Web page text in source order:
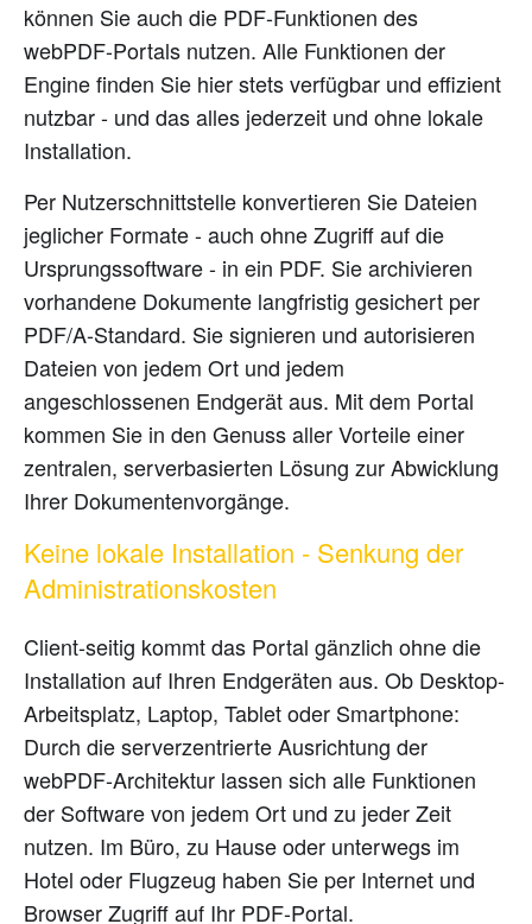
können Sie auch die PDF-Funktionen des
webPDF-Portals nutzen. Alle Funktionen der
Engine finden Sie hier stets verfügbar und effizient
nutzbar - und das alles jederzeit und ohne lokale
Installation.
Per Nutzerschnittstelle konvertieren Sie Dateien
jeglicher Formate - auch ohne Zugriff auf die
Ursprungssoftware - in ein PDF. Sie archivieren
vorhandene Dokumente langfristig gesichert per
PDF/A-Standard. Sie signieren und autorisieren
Dateien von jedem Ort und jedem
angeschlossenen Endgerät aus. Mit dem Portal
kommen Sie in den Genuss aller Vorteile einer
zentralen, serverbasierten Lösung zur Abwicklung
Ihrer Dokumentenvorgänge.
Keine lokale Installation - Senkung der
Administrationskosten
Client-seitig kommt das Portal gänzlich ohne die
Installation auf Ihren Endgeräten aus. Ob Desktop-
Arbeitsplatz, Laptop, Tablet oder Smartphone:
Durch die serverzentrierte Ausrichtung der
webPDF-Architektur lassen sich alle Funktionen
der Software von jedem Ort und zu jeder Zeit
nutzen. Im Büro, zu Hause oder unterwegs im
Hotel oder Flugzeug haben Sie per Internet und
Browser Zugriff auf Ihr PDF-Portal.